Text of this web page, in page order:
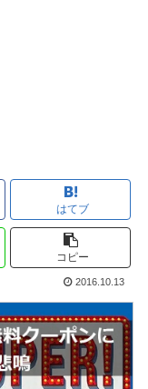
はてブ
コピー
2016.10.13